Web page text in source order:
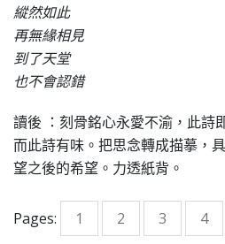
縱然如此
再無緣相見
到了天堂
也不會認錯
讀後 ：刻骨銘心永愛不渝，此詩
而此詩有味。把思念轉成描摹，
望之後的希望。力透紙背。
Pages: 1 2 3 4